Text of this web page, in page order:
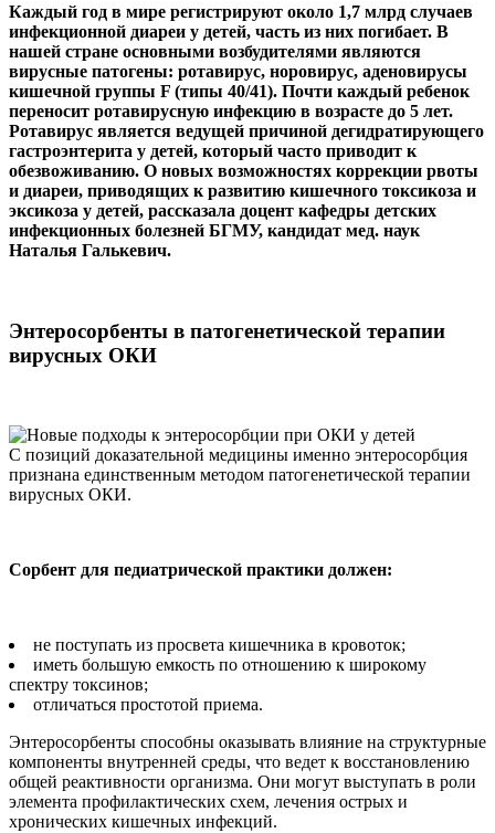
Каждый год в мире регистрируют около 1,7 млрд случаев
инфекционной диареи у детей, часть из них погибает. В
нашей стране основными возбудителями являются
вирусные патогены: ротавирус, норовирус, аденовирусы
кишечной группы F (типы 40/41). Почти каждый ребенок
переносит ротавирусную инфекцию в возрасте до 5 лет.
Ротавирус является ведущей причиной дегидратирующего
гастроэнтерита у детей, который часто приводит к
обезвоживанию. О новых возможностях коррекции рвоты
и диареи, приводящих к развитию кишечного токсикоза и
эксикоза у детей, рассказала доцент кафедры детских
инфекционных болезней БГМУ, кандидат мед. наук
Наталья Галькевич.
Энтеросорбенты в патогенетической терапии
вирусных ОКИ
С позиций доказательной медицины именно энтеросорбция
признана единственным методом патогенетической терапии
вирусных ОКИ.
Сорбент для педиатрической практики должен:
не поступать из просвета кишечника в кровоток;
иметь большую емкость по отношению к широкому
спектру токсинов;
отличаться простотой приема.
Энтеросорбенты способны оказывать влияние на структурные
компоненты внутренней среды, что ведет к восстановлению
общей реактивности организма. Они могут выступать в роли
элемента профилактических схем, лечения острых и
хронических кишечных инфекций.